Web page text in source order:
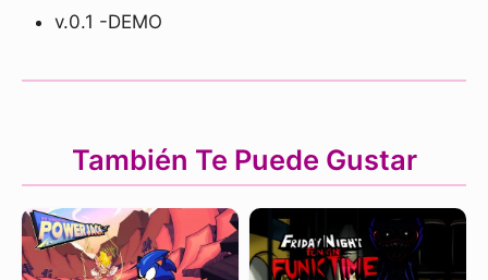
v.0.1 -DEMO
También Te Puede Gustar